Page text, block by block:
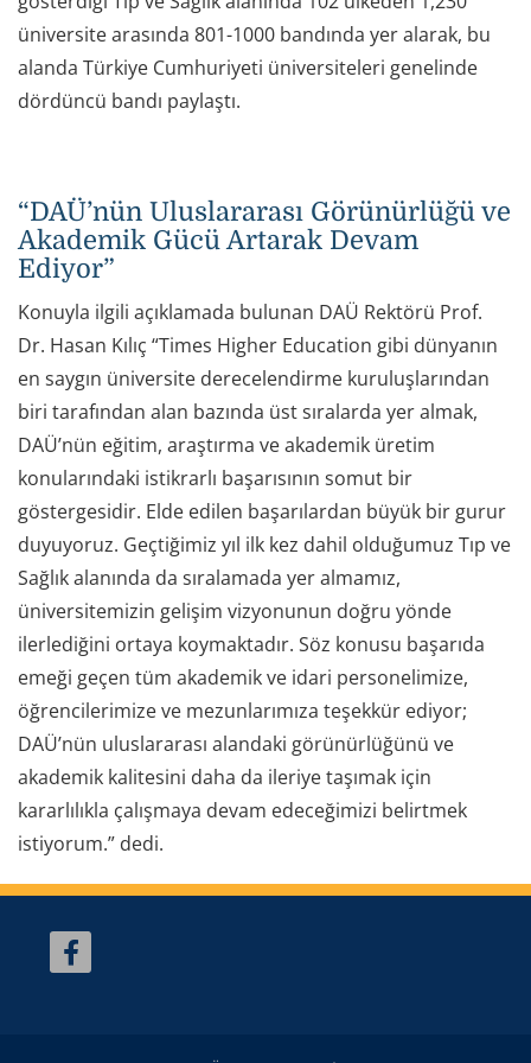
üniversite arasında 801-1000 bandında yer alarak, bu
alanda Türkiye Cumhuriyeti üniversiteleri genelinde
dördüncü bandı paylaştı.
“DAÜ’nün Uluslararası Görünürlüğü ve
Akademik Gücü Artarak Devam
Ediyor”
Konuyla ilgili açıklamada bulunan DAÜ Rektörü Prof.
Dr. Hasan Kılıç “Times Higher Education gibi dünyanın
en saygın üniversite derecelendirme kuruluşlarından
biri tarafından alan bazında üst sıralarda yer almak,
DAÜ’nün eğitim, araştırma ve akademik üretim
konularındaki istikrarlı başarısının somut bir
göstergesidir. Elde edilen başarılardan büyük bir gurur
duyuyoruz. Geçtiğimiz yıl ilk kez dahil olduğumuz Tıp ve
Sağlık alanında da sıralamada yer almamız,
üniversitemizin gelişim vizyonunun doğru yönde
ilerlediğini ortaya koymaktadır. Söz konusu başarıda
emeği geçen tüm akademik ve idari personelimize,
öğrencilerimize ve mezunlarımıza teşekkür ediyor;
DAÜ’nün uluslararası alandaki görünürlüğünü ve
akademik kalitesini daha da ileriye taşımak için
kararlılıkla çalışmaya devam edeceğimizi belirtmek
istiyorum.” dedi.